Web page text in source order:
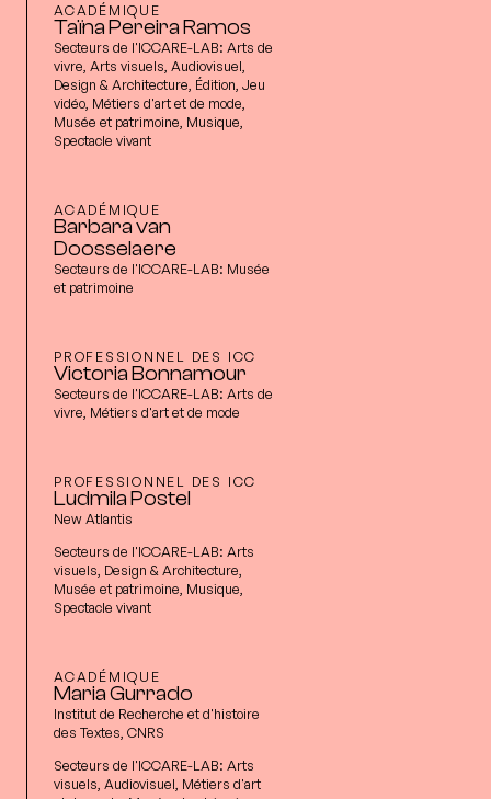
ACADÉMIQUE
Taïna Pereira Ramos
Secteurs de l'ICCARE-LAB: Arts de
vivre, Arts visuels, Audiovisuel,
Design & Architecture, Édition, Jeu
vidéo, Métiers d'art et de mode,
Musée et patrimoine, Musique,
Spectacle vivant
ACADÉMIQUE
Barbara van
Doosselaere
Secteurs de l'ICCARE-LAB: Musée
et patrimoine
PROFESSIONNEL DES ICC
Victoria Bonnamour
Secteurs de l'ICCARE-LAB: Arts de
vivre, Métiers d'art et de mode
PROFESSIONNEL DES ICC
Ludmila Postel
New Atlantis
Secteurs de l'ICCARE-LAB: Arts
visuels, Design & Architecture,
Musée et patrimoine, Musique,
Spectacle vivant
ACADÉMIQUE
Maria Gurrado
Institut de Recherche et d'histoire
des Textes, CNRS
Secteurs de l'ICCARE-LAB: Arts
visuels, Audiovisuel, Métiers d'art